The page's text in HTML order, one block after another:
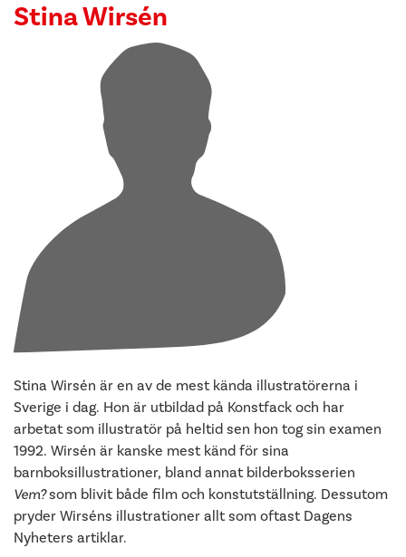
Stina Wirsén
Stina Wirsén är en av de mest kända illustratörerna i
Sverige i dag. Hon är utbildad på Konstfack och har
arbetat som illustratör på heltid sen hon tog sin examen
1992. Wirsén är kanske mest känd för sina
barnboksillustrationer, bland annat bilderboksserien
Vem?som blivit både film och konstutställning. Dessutom
pryder Wirséns illustrationer allt som oftast Dagens
Nyheters artiklar.